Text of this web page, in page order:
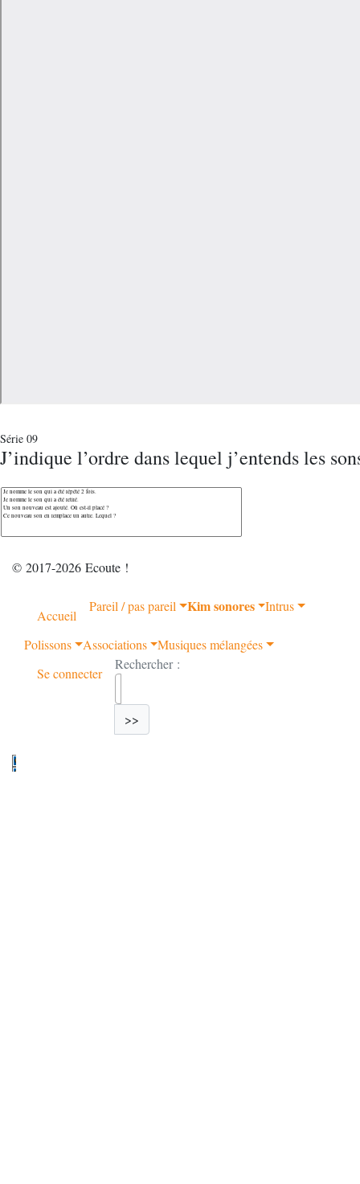
Série 09
J’indique l’ordre dans lequel j’entends les
© 2017-2026 Ecoute !
Accueil
Pareil / pas pareil Kim sonores Intrus
Polissons Associations
Musiques mélangées
Se connecter
Rechercher :
>>